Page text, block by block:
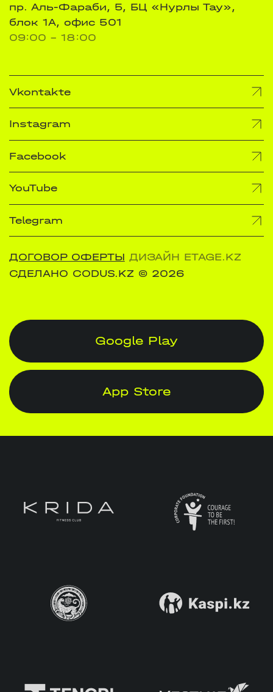
пр. Аль-Фараби, 5, БЦ «Нурлы Тау»,
блок 1А, офис 501
09:00 - 18:00
Vkontakte
Instagram
Facebook
YouTube
Telegram
ДОГОВОР ОФЕРТЫ ДИЗАЙН ETAGE.KZ
СДЕЛАНО CODUS.KZ © 2026
Google Play
App Store